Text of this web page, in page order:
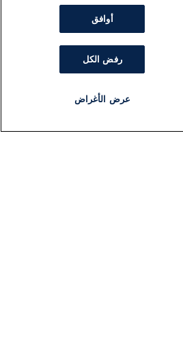
أوافق
رفض الكل
عرض الأغراض